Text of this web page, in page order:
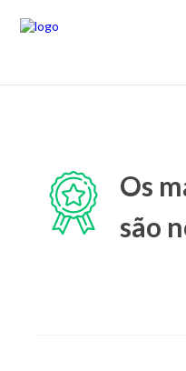
Os
são